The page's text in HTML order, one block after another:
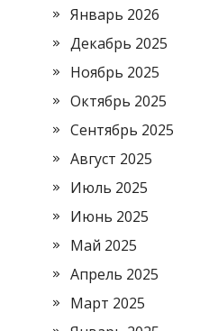
Январь 2026
Декабрь 2025
Ноябрь 2025
Октябрь 2025
Сентябрь 2025
Август 2025
Июль 2025
Июнь 2025
Май 2025
Апрель 2025
Март 2025